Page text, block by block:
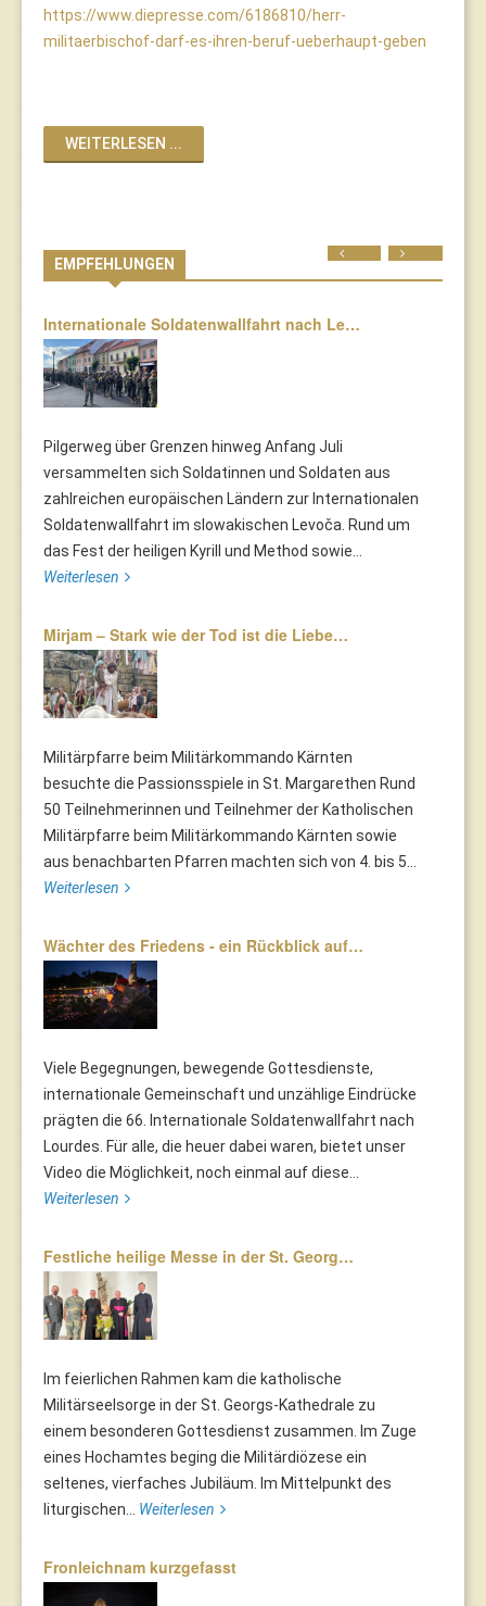
https://www.diepresse.com/6186810/herr-
militaerbischof-darf-es-ihren-beruf-ueberhaupt-geben
WEITERLESEN ...
EMPFEHLUNGEN
Internationale Soldatenwallfahrt nach Le…
Pilgerweg über Grenzen hinweg Anfang Juli
versammelten sich Soldatinnen und Soldaten aus
zahlreichen europäischen Ländern zur Internationalen
Soldatenwallfahrt im slowakischen Levoča. Rund um
das Fest der heiligen Kyrill und Method sowie...
Weiterlesen
Mirjam – Stark wie der Tod ist die Liebe…
Militärpfarre beim Militärkommando Kärnten
besuchte die Passionsspiele in St. Margarethen Rund
50 Teilnehmerinnen und Teilnehmer der Katholischen
Militärpfarre beim Militärkommando Kärnten sowie
aus benachbarten Pfarren machten sich von 4. bis 5...
Weiterlesen
Wächter des Friedens - ein Rückblick auf…
Viele Begegnungen, bewegende Gottesdienste,
internationale Gemeinschaft und unzählige Eindrücke
prägten die 66. Internationale Soldatenwallfahrt nach
Lourdes. Für alle, die heuer dabei waren, bietet unser
Video die Möglichkeit, noch einmal auf diese...
Weiterlesen
Festliche heilige Messe in der St. Georg…
Im feierlichen Rahmen kam die katholische
Militärseelsorge in der St. Georgs-Kathedrale zu
einem besonderen Gottesdienst zusammen. Im Zuge
eines Hochamtes beging die Militärdiözese ein
seltenes, vierfaches Jubiläum. Im Mittelpunkt des
liturgischen... Weiterlesen
Fronleichnam kurzgefasst